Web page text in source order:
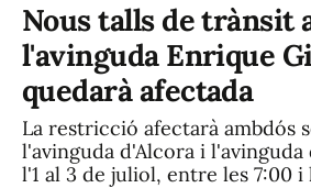
Nous talls de trànsit
l'avinguda Enrique
quedarà afectada
La restricció afectarà ambdós
l'avinguda d'Alcora i l'avinguda
l'1 al 3 de juliol, entre les 7:00 i